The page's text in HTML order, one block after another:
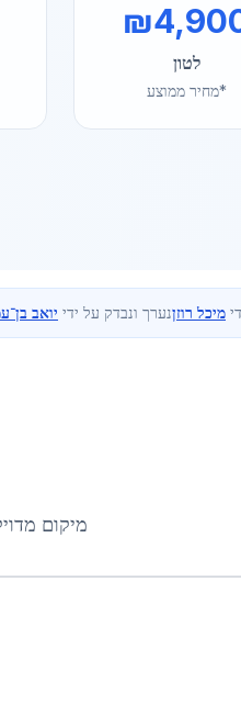
₪
לטון
*מחיר ממוצע
מיכל רוזןנערך ונבדק על ידי יואב
מיקום